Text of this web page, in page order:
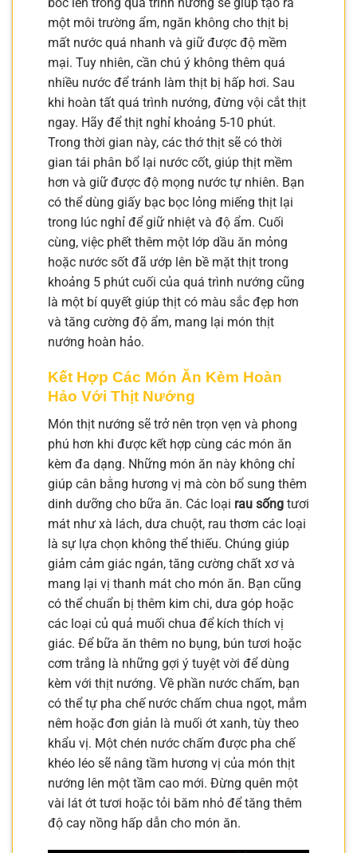
một môi trường ẩm, ngăn không cho thịt bị
mất nước quá nhanh và giữ được độ mềm
mại. Tuy nhiên, cần chú ý không thêm quá
nhiều nước để tránh làm thịt bị hấp hơi. Sau
khi hoàn tất quá trình nướng, đừng vội cắt thịt
ngay. Hãy để thịt nghỉ khoảng 5-10 phút.
Trong thời gian này, các thớ thịt sẽ có thời
gian tái phân bổ lại nước cốt, giúp thịt mềm
hơn và giữ được độ mọng nước tự nhiên. Bạn
có thể dùng giấy bạc bọc lỏng miếng thịt lại
trong lúc nghỉ để giữ nhiệt và độ ẩm. Cuối
cùng, việc phết thêm một lớp dầu ăn mỏng
hoặc nước sốt đã ướp lên bề mặt thịt trong
khoảng 5 phút cuối của quá trình nướng cũng
là một bí quyết giúp thịt có màu sắc đẹp hơn
và tăng cường độ ẩm, mang lại món thịt
nướng hoàn hảo.
Kết Hợp Các Món Ăn Kèm Hoàn
Hảo Với Thịt Nướng
Món thịt nướng sẽ trở nên trọn vẹn và phong
phú hơn khi được kết hợp cùng các món ăn
kèm đa dạng. Những món ăn này không chỉ
giúp cân bằng hương vị mà còn bổ sung thêm
dinh dưỡng cho bữa ăn. Các loại rau sống tươi
mát như xà lách, dưa chuột, rau thơm các loại
là sự lựa chọn không thể thiếu. Chúng giúp
giảm cảm giác ngán, tăng cường chất xơ và
mang lại vị thanh mát cho món ăn. Bạn cũng
có thể chuẩn bị thêm kim chi, dưa góp hoặc
các loại củ quả muối chua để kích thích vị
giác. Để bữa ăn thêm no bụng, bún tươi hoặc
cơm trắng là những gợi ý tuyệt vời để dùng
kèm với thịt nướng. Về phần nước chấm, bạn
có thể tự pha chế nước chấm chua ngọt, mắm
nêm hoặc đơn giản là muối ớt xanh, tùy theo
khẩu vị. Một chén nước chấm được pha chế
khéo léo sẽ nâng tầm hương vị của món thịt
nướng lên một tầm cao mới. Đừng quên một
vài lát ớt tươi hoặc tỏi băm nhỏ để tăng thêm
độ cay nồng hấp dẫn cho món ăn.